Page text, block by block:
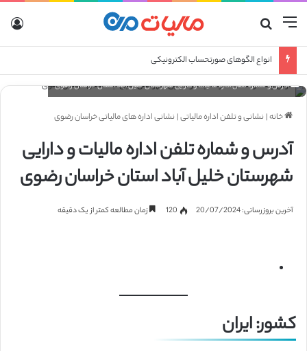
منو
انواع الگوهای صورتحساب الکترونیکی
آدرس و شماره تلفن اداره مالیات و دارایی شهرستان خلیل آباد استان خراسان رضوی
خانه| نشانی و تلفن اداره مالیاتی| نشانی اداره های مالیاتی خراسان رضوی
آدرس و شماره تلفن اداره مالیات و دارایی
شهرستان خلیل آباد استان خراسان رضوی
آخرین بروزرسانی: 20/07/2024 120 زمان مطالعه کمتر از یک دقیقه
کشور: ایران